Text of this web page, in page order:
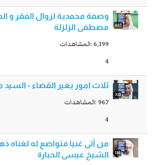
4:17
وصفة محمدية لزوال الفقر و
مصطفى الزلزلة
6,199 :المشاهدات
4
3:22
ثلاث امور يغير القضاء -
967 :المشاهدات
4
1:55
من أتى غنيا فتواضع له لغناه
الشيخ عيسى الحبارة